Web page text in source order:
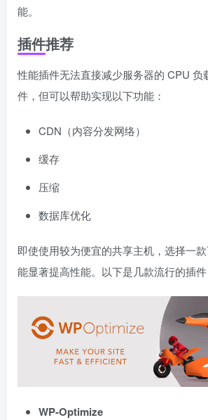
能。
插件推荐
性能插件无法直接减少服务器的 CPU 负
件，但可以帮助实现以下功能：
CDN（内容分发网络）
缓存
压缩
数据库优化
即使使用较为便宜的共享主机，选择一
能显著提高性能。以下是几款流行的插件
WP-Optimize